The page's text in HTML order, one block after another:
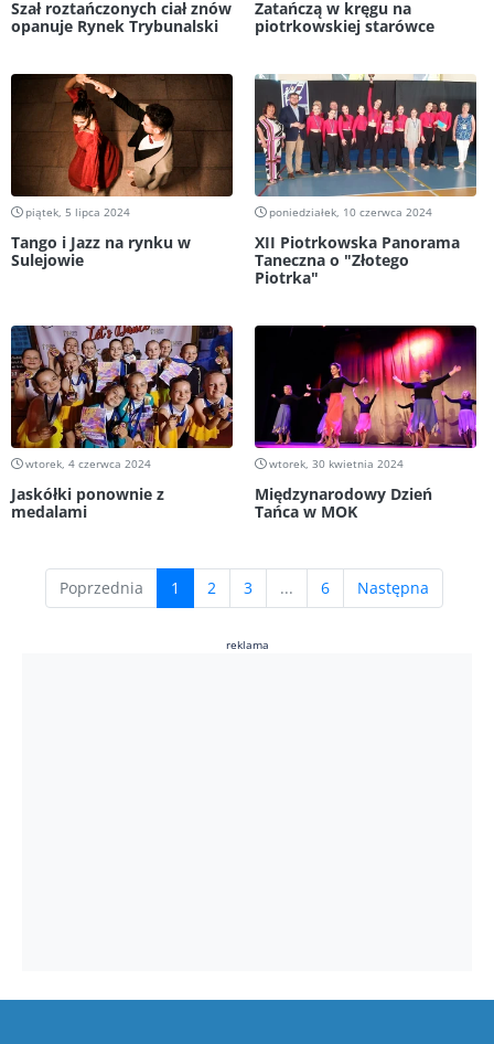
Szał roztańczonych ciał znów
opanuje Rynek Trybunalski
Zatańczą w kręgu na
piotrkowskiej starówce
piątek, 5 lipca 2024
Tango i Jazz na rynku w
Sulejowie
poniedziałek, 10 czerwca 2024
XII Piotrkowska Panorama
Taneczna o "Złotego
Piotrka"
wtorek, 4 czerwca 2024
Jaskółki ponownie z
medalami
wtorek, 30 kwietnia 2024
Międzynarodowy Dzień
Tańca w MOK
Poprzednia 1 (current)
2 3 ... 6 Następna
reklama